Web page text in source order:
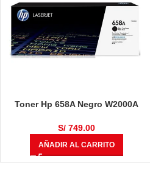
Toner Hp 658A Negro W2000A
S/749.00
AÑADIR AL CARRITO